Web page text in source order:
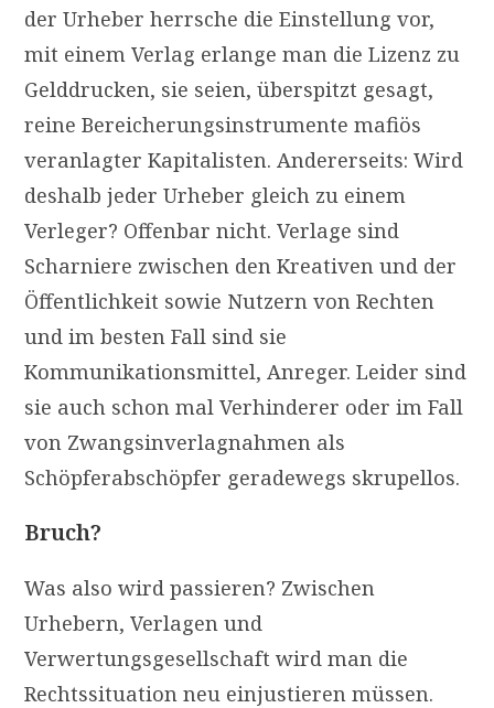
der Urheber herrsche die Einstellung vor,
mit einem Verlag erlange man die Lizenz zu
Gelddrucken, sie seien, überspitzt gesagt,
reine Bereicherungsinstrumente mafiös
veranlagter Kapitalisten. Andererseits: Wird
deshalb jeder Urheber gleich zu einem
Verleger? Offenbar nicht. Verlage sind
Scharniere zwischen den Kreativen und der
Öffentlichkeit sowie Nutzern von Rechten
und im besten Fall sind sie
Kommunikationsmittel, Anreger. Leider sind
sie auch schon mal Verhinderer oder im Fall
von Zwangsinverlagnahmen als
Schöpferabschöpfer geradewegs skrupellos.
Bruch?
Was also wird passieren? Zwischen
Urhebern, Verlagen und
Verwertungsgesellschaft wird man die
Rechtssituation neu einjustieren müssen.